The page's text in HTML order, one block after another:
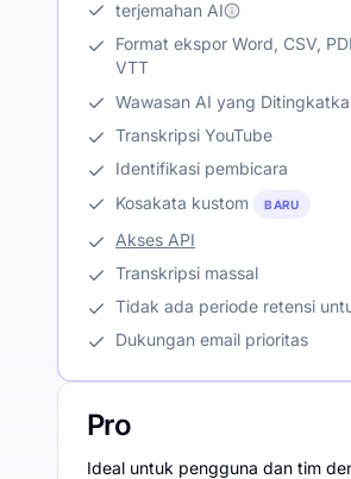
terjemahan AI
Format ekspor Word, CSV,
VTT
Wawasan AI yang
Transkripsi YouTube
Identifikasi pembicara
Kosakata kustom
BARU
Akses API
Transkripsi massal
Tidak ada periode retensi
Dukungan email prioritas
Pro
Ideal untuk pengguna dan tim